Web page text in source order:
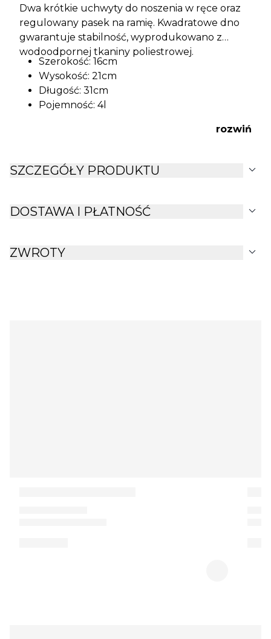
Dwa krótkie uchwyty do noszenia w ręce oraz
regulowany pasek na ramię. Kwadratowe dno
gwarantuje stabilność, wyprodukowano z
wodoodpornej tkaniny poliestrowej.
Szerokość: 16cm
Wysokość: 21cm
Długość: 31cm
Pojemność: 4l
rozwiń
SZCZEGÓŁY PRODUKTU expand_more
DOSTAWA I PŁATNOŚĆ expand_more
ZWROTY expand_more